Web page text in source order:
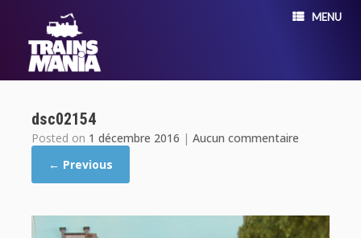
MENU
dsc02154
Posted on 1 décembre 2016 | Aucun commentaire
← Previous